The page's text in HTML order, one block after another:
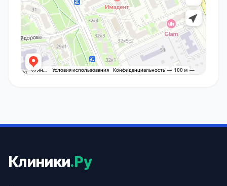
Клиники.Ру